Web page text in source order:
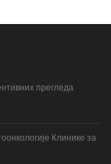
прегледа
Клинике за